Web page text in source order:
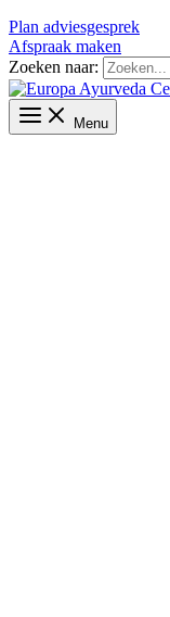
Plan adviesgesprek
Afspraak maken
Zoeken naar:
Menu